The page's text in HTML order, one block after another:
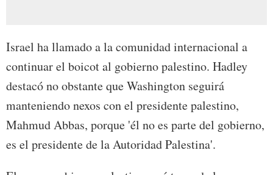
Israel ha llamado a la comunidad internacional a
continuar el boicot al gobierno palestino. Hadley
destacó no obstante que Washington seguirá
manteniendo nexos con el presidente palestino,
Mahmud Abbas, porque 'él no es parte del gobierno,
es el presidente de la Autoridad Palestina'.